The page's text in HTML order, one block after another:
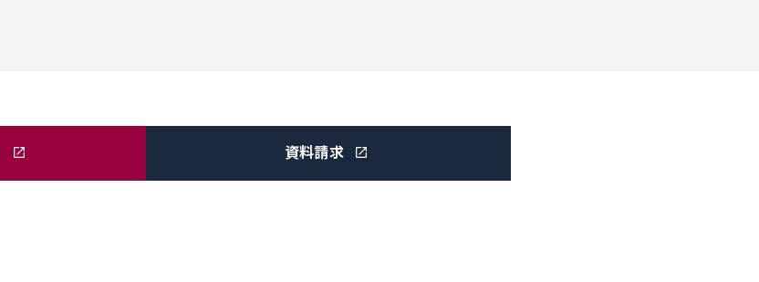
資料請求